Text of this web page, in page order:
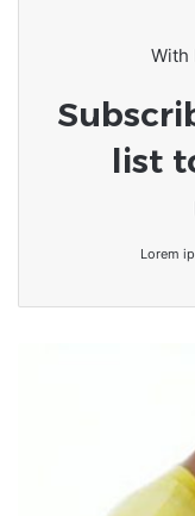
With
list
Lorem